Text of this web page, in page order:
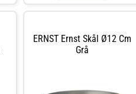
ERNST Ernst Skål Ø12 Cm
Grå